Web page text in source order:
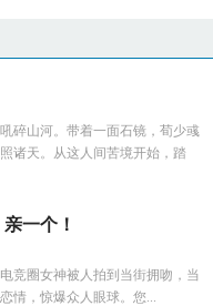
碎山河。带着一面石镜，荀少彧
诸天。从这人间苦境开始，踏
一个！
竞圈女神被人拍到当街拥吻，当
情，惊爆众人眼球。您...